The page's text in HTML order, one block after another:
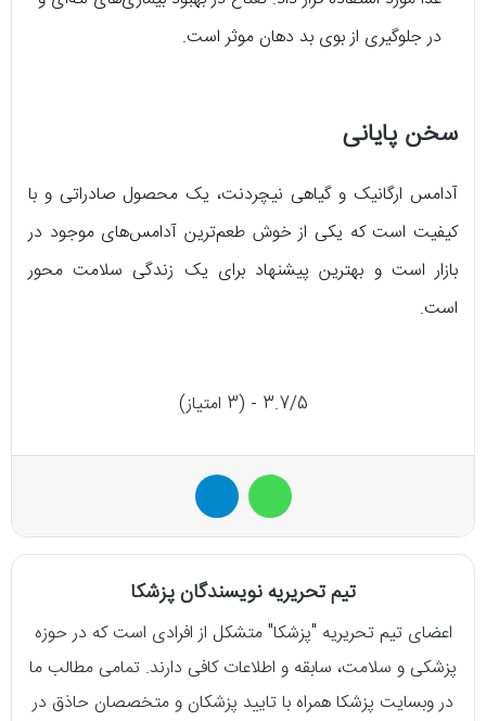
در جلوگیری از بوی بد دهان موثر است.
سخن پایانی
آدامس ارگانیک و گیاهی نیچردنت، یک محصول صادراتی و با
کیفیت است که یکی از خوش طعم‌ترین آدامس‌های موجود در
بازار است و بهترین پیشنهاد برای یک زندگی سلامت محور
است.
3.7/5 - (3 امتیاز)
واتس آپ
تیم تحریریه نویسندگان پزشکا
اعضای تیم تحریریه "پزشکا" متشکل از افرادی است که در حوزه
پزشکی و سلامت، سابقه و اطلاعات کافی دارند. تمامی مطالب ما
در وبسایت پزشکا همراه با تایید پزشکان و متخصصان حاذق در